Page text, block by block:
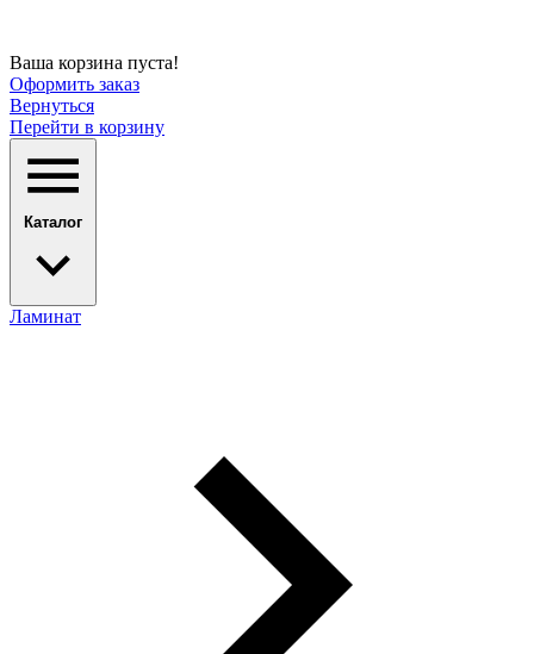
Ваша корзина пуста!
Оформить заказ
Вернуться
Перейти в корзину
Каталог
Ламинат